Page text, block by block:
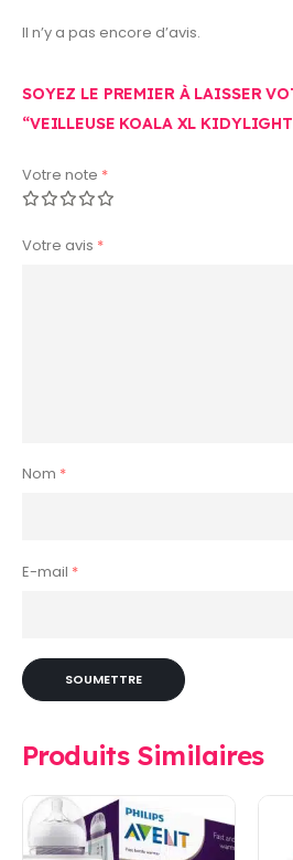
Il n’y a pas encore d’avis.
SOYEZ LE PREMIER À LAISSER
“VEILLEUSE KOALA XL
Votre note *
Votre avis *
Nom *
E-mail *
Produits Similaires